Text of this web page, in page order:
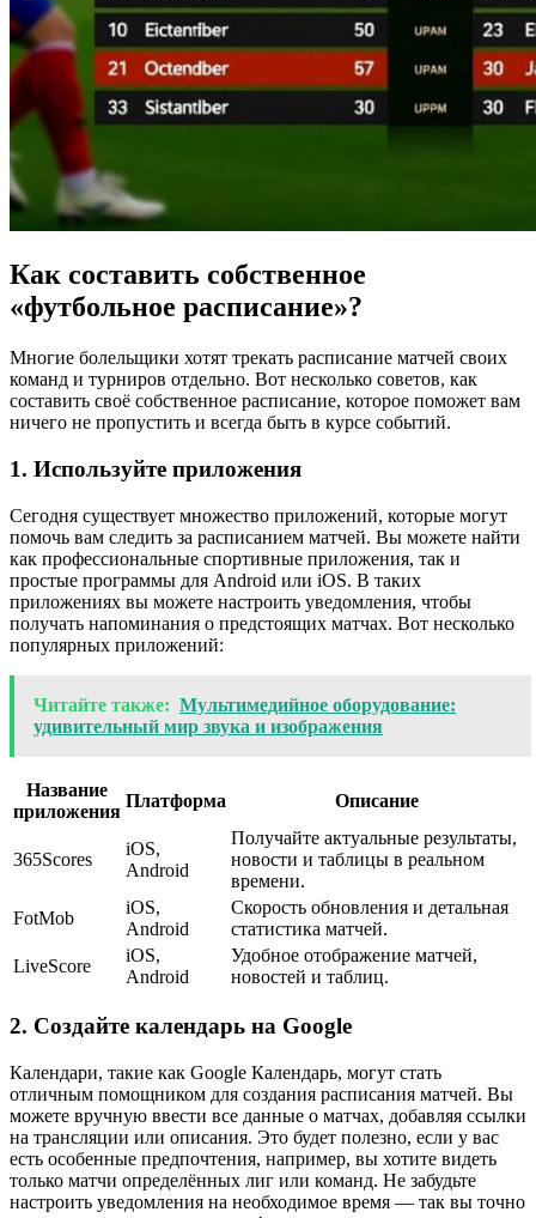
Как составить собственное
«футбольное расписание»?
Многие болельщики хотят трекать расписание матчей своих
команд и турниров отдельно. Вот несколько советов, как
составить своё собственное расписание, которое поможет вам
ничего не пропустить и всегда быть в курсе событий.
1. Используйте приложения
Сегодня существует множество приложений, которые могут
помочь вам следить за расписанием матчей. Вы можете найти
как профессиональные спортивные приложения, так и
простые программы для Android или iOS. В таких
приложениях вы можете настроить уведомления, чтобы
получать напоминания о предстоящих матчах. Вот несколько
популярных приложений:
Читайте также: Мультимедийное оборудование:
удивительный мир звука и изображения
Название
приложения
Платформа Описание
365Scores
iOS,
Android
Получайте актуальные результаты,
новости и таблицы в реальном
времени.
FotMob
iOS,
Android
Скорость обновления и детальная
статистика матчей.
LiveScore
iOS,
Android
Удобное отображение матчей,
новостей и таблиц.
2. Создайте календарь на Google
Календари, такие как Google Календарь, могут стать
отличным помощником для создания расписания матчей. Вы
можете вручную ввести все данные о матчах, добавляя ссылки
на трансляции или описания. Это будет полезно, если у вас
есть особенные предпочтения, например, вы хотите видеть
только матчи определённых лиг или команд. Не забудьте
настроить уведомления на необходимое время — так вы точно